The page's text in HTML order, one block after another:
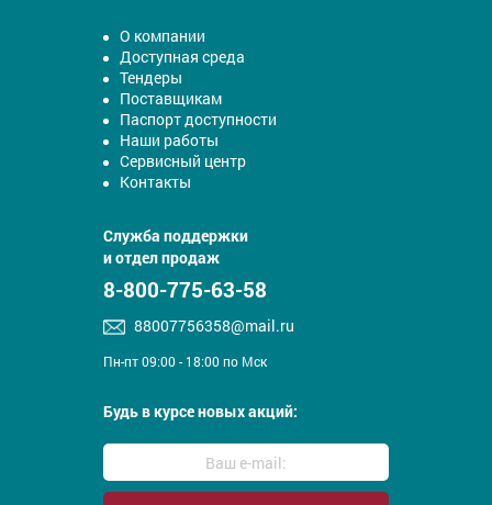
О компании
Доступная среда
Тендеры
Поставщикам
Паспорт доступности
Наши работы
Сервисный центр
Контакты
Служба поддержки
и отдел продаж
8-800-775-63-58
88007756358@mail.ru
Пн-пт 09:00 - 18:00 по Мск
Будь в курсе новых акций: